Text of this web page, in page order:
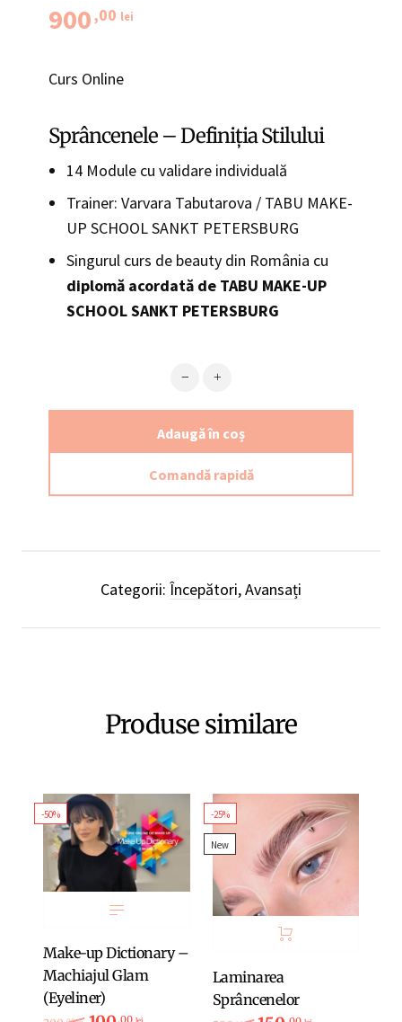
900,00 lei
Curs Online
Sprâncenele – Definiția Stilului
14 Module cu validare individuală
Trainer: Varvara Tabutarova / TABU MAKE-
UP SCHOOL SANKT PETERSBURG
Singurul curs de beauty din România cu
diplomă acordată de TABU MAKE-UP
SCHOOL SANKT PETERSBURG
Cantitate Sprâncenele - Definția
Adaugă în coș
Comandă rapidă
Categorii: Începători,Avansați
Produse similare
-50%
Make-up Dictionary –
Machiajul Glam
(Eyeliner)
,00
-25%
New
Laminarea
Sprâncenelor